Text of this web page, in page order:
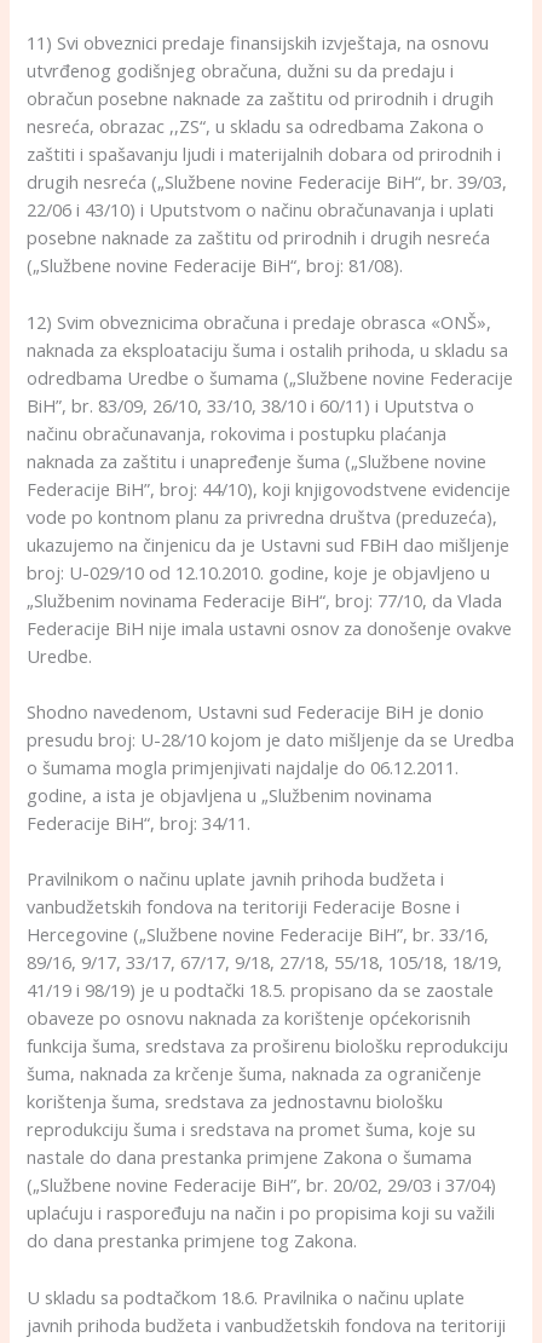
11) Svi obveznici predaje finansijskih izvještaja, na osnovu
utvrđenog godišnjeg obračuna, dužni su da predaju i
obračun posebne naknade za zaštitu od prirodnih i drugih
nesreća, obrazac ,,ZS“, u skladu sa odredbama Zakona o
zaštiti i spašavanju ljudi i materijalnih dobara od prirodnih i
drugih nesreća („Službene novine Federacije BiH“, br. 39/03,
22/06 i 43/10) i Uputstvom o načinu obračunavanja i uplati
posebne naknade za zaštitu od prirodnih i drugih nesreća
(„Službene novine Federacije BiH“, broj: 81/08).
12) Svim obveznicima obračuna i predaje obrasca «ONŠ»,
naknada za eksploataciju šuma i ostalih prihoda, u skladu sa
odredbama Uredbe o šumama („Službene novine Federacije
BiH”, br. 83/09, 26/10, 33/10, 38/10 i 60/11) i Uputstva o
načinu obračunavanja, rokovima i postupku plaćanja
naknada za zaštitu i unapređenje šuma („Službene novine
Federacije BiH”, broj: 44/10), koji knjigovodstvene evidencije
vode po kontnom planu za privredna društva (preduzeća),
ukazujemo na činjenicu da je Ustavni sud FBiH dao mišljenje
broj: U-029/10 od 12.10.2010. godine, koje je objavljeno u
„Službenim novinama Federacije BiH“, broj: 77/10, da Vlada
Federacije BiH nije imala ustavni osnov za donošenje ovakve
Uredbe.
Shodno navedenom, Ustavni sud Federacije BiH je donio
presudu broj: U-28/10 kojom je dato mišljenje da se Uredba
o šumama mogla primjenjivati najdalje do 06.12.2011.
godine, a ista je objavljena u „Službenim novinama
Federacije BiH“, broj: 34/11.
Pravilnikom o načinu uplate javnih prihoda budžeta i
vanbudžetskih fondova na teritoriji Federacije Bosne i
Hercegovine („Službene novine Federacije BiH”, br. 33/16,
89/16, 9/17, 33/17, 67/17, 9/18, 27/18, 55/18, 105/18, 18/19,
41/19 i 98/19) je u podtački 18.5. propisano da se zaostale
obaveze po osnovu naknada za korištenje općekorisnih
funkcija šuma, sredstava za proširenu biološku reprodukciju
šuma, naknada za krčenje šuma, naknada za ograničenje
korištenja šuma, sredstava za jednostavnu biološku
reprodukciju šuma i sredstava na promet šuma, koje su
nastale do dana prestanka primjene Zakona o šumama
(„Službene novine Federacije BiH”, br. 20/02, 29/03 i 37/04)
uplaćuju i raspoređuju na način i po propisima koji su važili
do dana prestanka primjene tog Zakona.
U skladu sa podtačkom 18.6. Pravilnika o načinu uplate
javnih prihoda budžeta i vanbudžetskih fondova na teritoriji